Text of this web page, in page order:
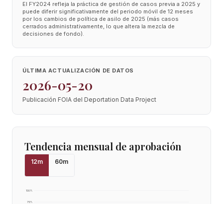
El FY2024 refleja la práctica de gestión de casos previa a 2025 y
puede diferir significativamente del periodo móvil de 12 meses
por los cambios de política de asilo de 2025 (más casos
cerrados administrativamente, lo que altera la mezcla de
decisiones de fondo).
ÚLTIMA ACTUALIZACIÓN DE DATOS
2026-05-20
Publicación FOIA del Deportation Data Project
Tendencia mensual de aprobación
12m 60m
75%
100%